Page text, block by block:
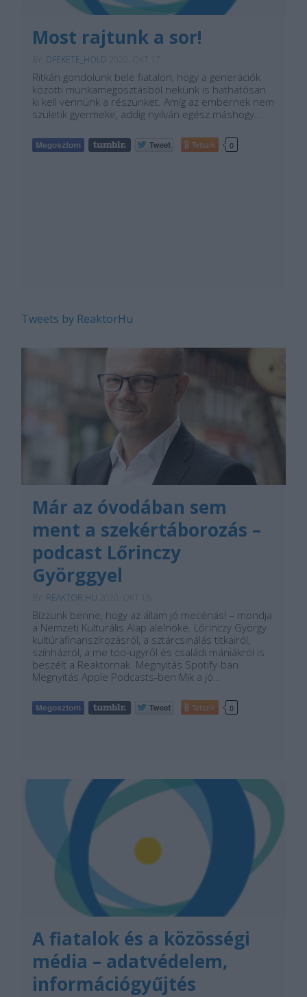
Most rajtunk a sor!
DFEKETE_HOLD
Ritkán gondolunk bele fiatalon, hogy a generációk
közötti munkamegosztásból nekünk is hathatósan
ki kell vennünk a részünket. Amíg az embernek nem
születik gyermeke, addig nyilván egész máshogy…
Tetszik 0
Tweets by ReaktorHu
Már az óvodában sem
ment a szekértáborozás –
podcast Lőrinczy
Györggyel
REAKTOR.HU
Bízzunk benne, hogy az állam jó mecénás! – mondja
a Nemzeti Kulturális Alap alelnöke. Lőrinczy György
kultúrafinanszírozásról, a sztárcsinálás titkairól,
színházról, a me too-ügyről és családi mániákról is
beszélt a Reaktornak. Megnyitás Spotify-ban
Megnyitás Apple Podcasts-ben Mik a jó…
Tetszik 0
A fiatalok és a közösségi
média – adatvédelem,
információgyűjtés